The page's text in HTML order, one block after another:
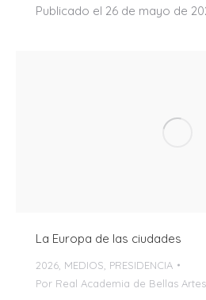
Publicado el 26 de mayo de
La Europa de las ciudades
2026 MEDIOS PRESIDENCIA
Por Real Academia de Bellas Artes